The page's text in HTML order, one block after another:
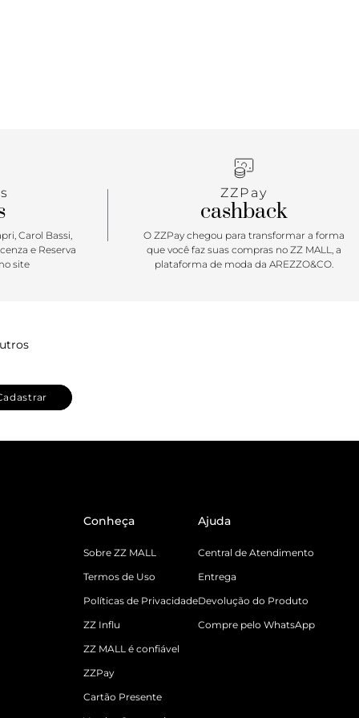
Carol Bassi,
e Reserva
site
ZZPay
cashback
O ZZPay chegou para transformar a forma
que você faz suas compras no ZZ MALL, a
plataforma de moda da AREZZO&CO.
Conheça
Sobre ZZ MALL
Termos de Uso
Políticas de Privacidade
ZZ Influ
ZZ MALL é confiável
ZZPay
Cartão Presente
Ajuda
Central de Atendimento
Entrega
Devolução do Produto
Compre pelo WhatsApp